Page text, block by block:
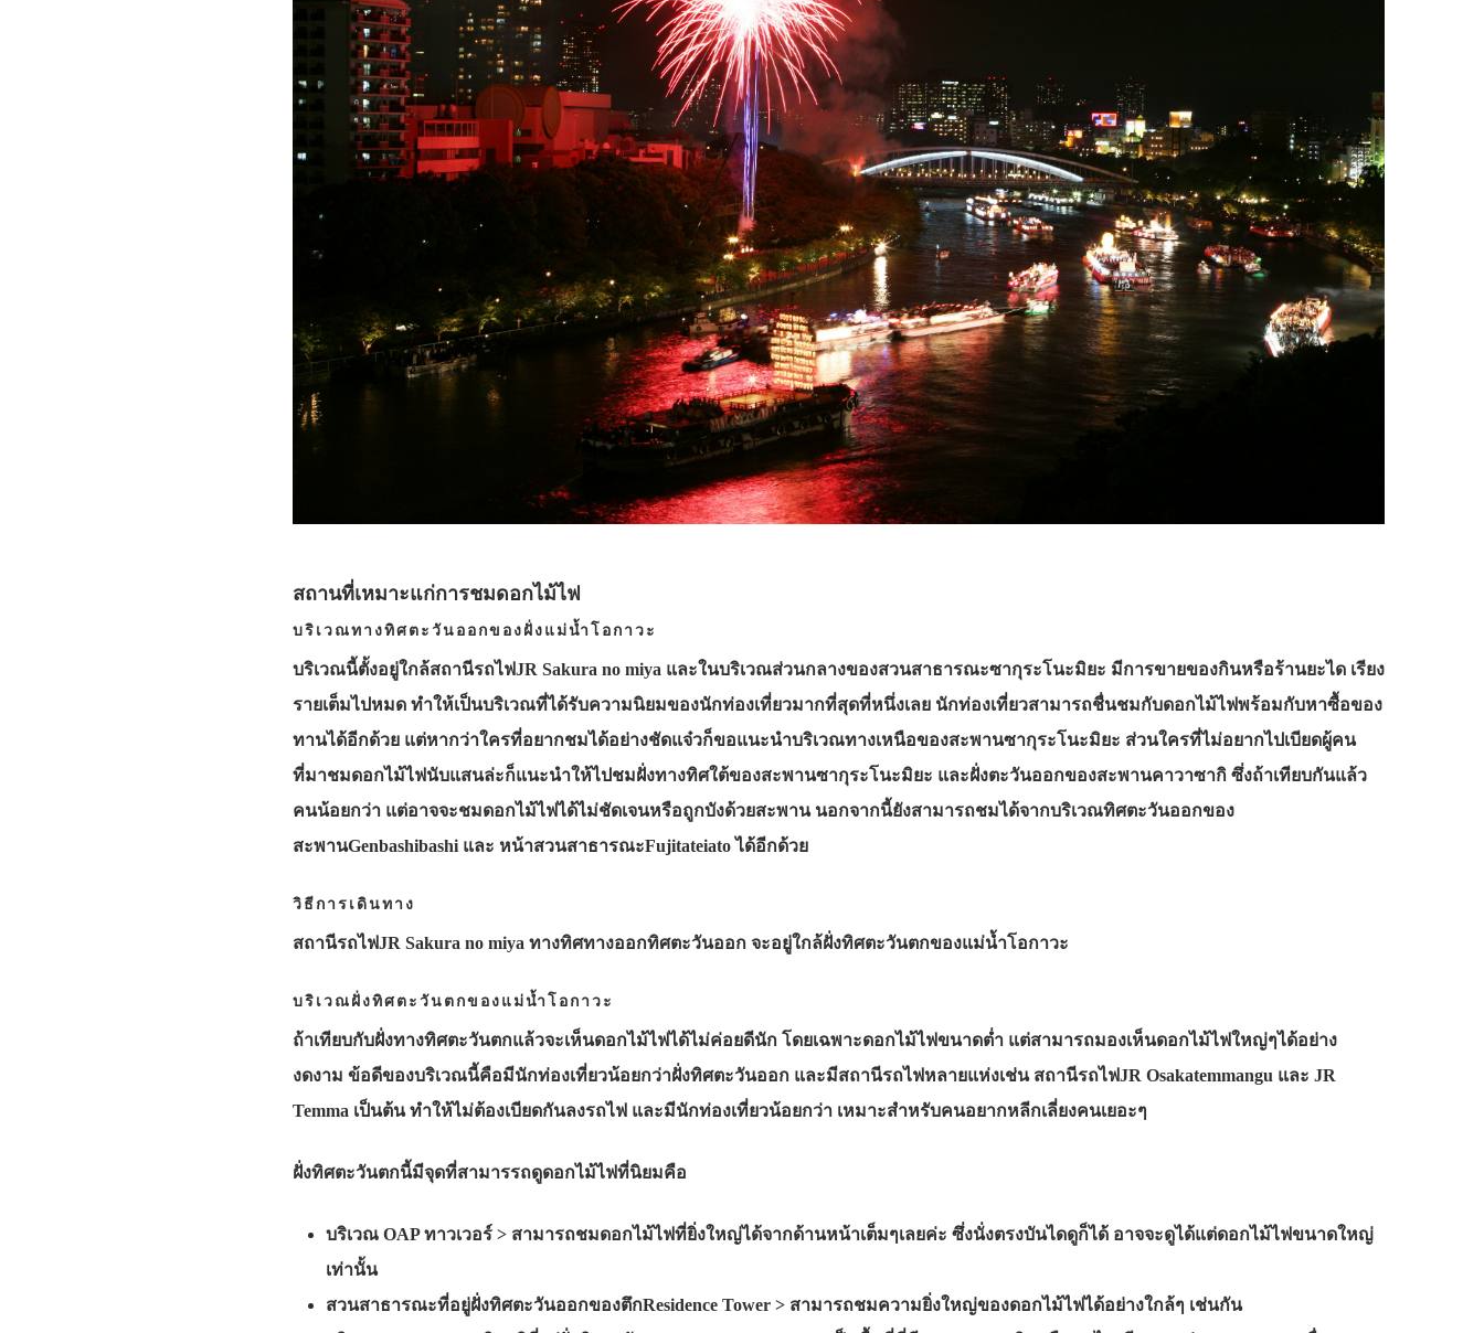
สถานที่เหมาะแก่การชมดอกไม้ไฟ
บริเวณทางทิศตะวันออกของฝั่งแม่น้ำโอกาวะ
บริเวณนี้ตั้งอยู่ใกล้สถานีรถไฟJR Sakura no miya และในบริเวณส่วนกลางของสวนสาธารณะซากุระโนะมิยะ มีการขายของกินหรือร้านยะได เรียง
รายเต็มไปหมด ทำให้เป็นบริเวณที่ได้รับความนิยมของนักท่องเที่ยวมากที่สุดที่หนึ่งเลย นักท่องเที่ยวสามารถชื่นชมกับดอกไม้ไฟพร้อมกับหาซื้อของ
ทานได้อีกด้วย แต่หากว่าใครที่อยากชมได้อย่างชัดแจ๋วก็ขอแนะนำบริเวณทางเหนือของสะพานซากุระโนะมิยะ ส่วนใครที่ไม่อยากไปเบียดผู้คน
ที่มาชมดอกไม้ไฟนับแสนล่ะก็แนะนำให้ไปชมฝั่งทางทิศใต้ของสะพานซากุระโนะมิยะ และฝั่งตะวันออกของสะพานคาวาซากิ ซึ่งถ้าเทียบกันแล้ว
คนน้อยกว่า แต่อาจจะชมดอกไม้ไฟได้ไม่ชัดเจนหรือถูกบังด้วยสะพาน นอกจากนี้ยังสามารถชมได้จากบริเวณทิศตะวันออกของ
สะพานGenbashibashi และ หน้าสวนสาธารณะFujitateiato ได้อีกด้วย
วิธีการเดินทาง
สถานีรถไฟJR Sakura no miya ทางทิศทางออกทิศตะวันออก จะอยู่ใกล้ฝั่งทิศตะวันตกของแม่น้ำโอกาวะ
บริเวณฝั่งทิศตะวันตกของแม่น้ำโอกาวะ
ถ้าเทียบกับฝั่งทางทิศตะวันตกแล้วจะเห็นดอกไม้ไฟได้ไม่ค่อยดีนัก โดยเฉพาะดอกไม้ไฟขนาดต่ำ แต่สามารถมองเห็นดอกไม้ไฟใหญ่ๆได้อย่าง
งดงาม ข้อดีของบริเวณนี้คือมีนักท่องเที่ยวน้อยกว่าฝั่งทิศตะวันออก และมีสถานีรถไฟหลายแห่งเช่น สถานีรถไฟJR Osakatemmangu และ JR
Temma เป็นต้น ทำให้ไม่ต้องเบียดกันลงรถไฟ และมีนักท่องเที่ยวน้อยกว่า เหมาะสำหรับคนอยากหลีกเลี่ยงคนเยอะๆ
ฝั่งทิศตะวันตกนี้มีจุดที่สามารรถดูดอกไม้ไฟที่นิยมคือ
บริเวณ OAP ทาวเวอร์ > สามารถชมดอกไม้ไฟที่ยิ่งใหญ่ได้จากด้านหน้าเต็มๆเลยค่ะ ซึ่งนั่งตรงบันไดดูก็ได้ อาจจะดูได้แต่ดอกไม้ไฟขนาดใหญ่
เท่านั้น
สวนสาธารณะที่อยู่ฝั่งทิศตะวันออกของตึกResidence Tower > สามารถชมความยิ่งใหญ่ของดอกไม้ไฟได้อย่างใกล้ๆ เช่นกัน